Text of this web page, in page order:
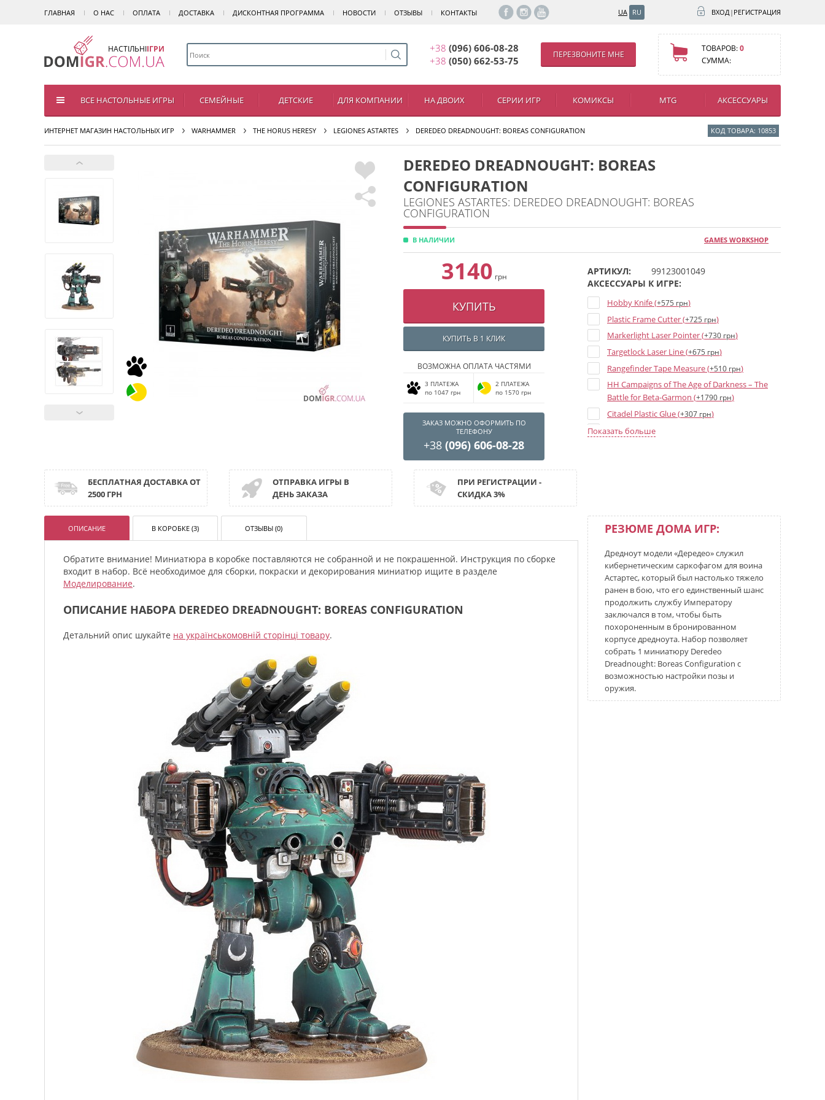
ГЛАВНАЯ О НАС ОПЛАТА ДОСТАВКА ДИСКОНТНАЯ ПРОГРАММА НОВОСТИ ОТЗЫВЫ КОНТАКТЫ UA RU ВХОД| РЕГИСТРАЦИЯ
НАСТІЛЬНІІГРИ +38 (096) 606-08-28
+38 (050) 662-53-75
ПЕРЕЗВОНИТЕ МНЕ
ТОВАРОВ:0
СУММА:
ВСЕ НАСТОЛЬНЫЕ ИГРЫ СЕМЕЙНЫЕ ДЕТСКИЕ ДЛЯ КОМПАНИИ НА ДВОИХ СЕРИИ ИГР КОМИКСЫ MTG АКСЕССУАРЫ
ИНТЕРНЕТ МАГАЗИН НАСТОЛЬНЫХ ИГР WARHAMMER THE HORUS HERESY LEGIONES ASTARTES DEREDEO DREADNOUGHT: BOREAS CONFIGURATION КОД ТОВАРА: 10853
DEREDEO DREADNOUGHT: BOREAS
CONFIGURATION
LEGIONES ASTARTES: DEREDEO DREADNOUGHT: BOREAS
CONFIGURATION
В НАЛИЧИИ GAMES WORKSHOP
3140 грн
КУПИТЬ
КУПИТЬ В 1 КЛИК
ВОЗМОЖНА ОПЛАТА ЧАСТЯМИ
3 ПЛАТЕЖА
по 1047 грн
2 ПЛАТЕЖА
по 1570 грн
ЗАКАЗ МОЖНО ОФОРМИТЬ ПО
ТЕЛЕФОНУ
+38 (096) 606-08-28
АРТИКУЛ:
99123001049
АКСЕССУАРЫ К ИГРЕ:
Hobby Knife (+575 грн)
Plastic Frame Cutter (+725 грн)
Markerlight Laser Pointer (+730 грн)
Targetlock Laser Line (+675 грн)
Rangefinder Tape Measure (+510 грн)
HH Campaigns of The Age of Darkness – The
Battle for Beta-Garmon (+1790 грн)
Citadel Plastic Glue (+307 грн)
HH Age of Darkness Rulebook (3rd ed) (
Age of Darkness Markers and Tokens (+860 грн)
Age of Darkness Dice Set (+1695 грн
Показать больше
БЕСПЛАТНАЯ ДОСТАВКА ОТ
2500 ГРН
ОТПРАВКА ИГРЫ В
ДЕНЬ ЗАКАЗА
ПРИ РЕГИСТРАЦИИ -
СКИДКА 3%
РЕЗЮМЕ ДОМА ИГР:
Дредноут модели «Дередео» служил
кибернетическим саркофагом для воина
Астартес, который был настолько тяжело
ранен в бою, что его единственный шанс
продолжить службу Императору
заключался в том, чтобы быть
похороненным в бронированном
корпусе дредноута. Набор позволяет
собрать 1 миниатюру Deredeo
Dreadnought: Boreas Configuration с
возможностью настройки позы и
оружия.
ОПИСАНИЕ В КОРОБКЕ (3) ОТЗЫВЫ (0)
Обратите внимание! Миниатюра в коробке поставляются не собранной и не покрашенной. Инструкция по сборке
входит в набор. Всё необходимое для сборки, покраски и декорирования миниатюр ищите в разделе
Моделирование.
ОПИСАНИЕ НАБОРА DEREDEO DREADNOUGHT: BOREAS CONFIGURATION
Детальний опис шукайте на українськомовній сторінці товару.